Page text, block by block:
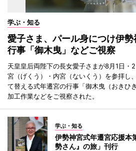
学ぶ・知る
愛子さま、パール身につけ伊
行事「御木曳」などご視察
天皇皇后両陛下の長女愛子さまが8月1日・
宮（げくう）・内宮（ないくう）を参拝し
て替える式年遷宮の行事「御木曳（おきひ
加工作業などをご視察された。
学ぶ・知る
伊勢神宮式年遷宮応援
勢さん』の旅」刊行